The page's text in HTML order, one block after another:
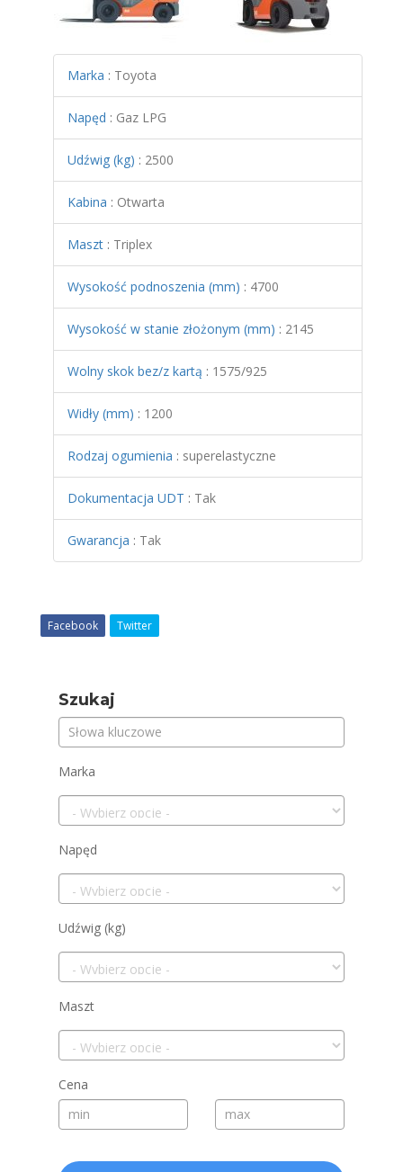
Marka : Toyota
Napęd : Gaz LPG
Udźwig (kg) : 2500
Kabina : Otwarta
Maszt: Triplex
Wysokość podnoszenia (mm) : 4700
Wysokość w stanie złożonym (mm) : 2145
Wolny skok bez/z kartą : 1575/925
Widły (mm) : 1200
Rodzaj ogumienia : superelastyczne
Dokumentacja UDT : Tak
Gwarancja : Tak
Facebook Twitter
Szukaj
Marka
Napęd
Udźwig (kg)
Maszt
Cena